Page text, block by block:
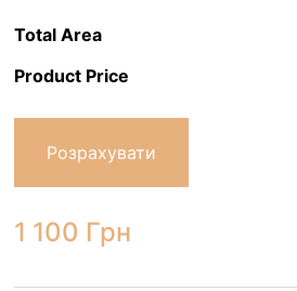
Total Area
Product Price
Розрахувати
1 100 Грн